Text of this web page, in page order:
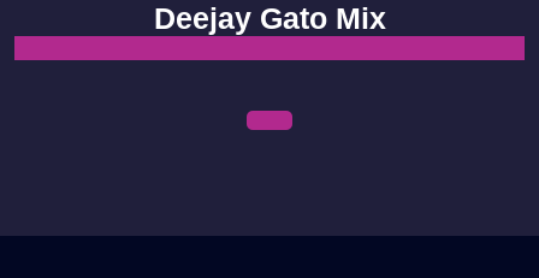
content
Deejay Gato Mix